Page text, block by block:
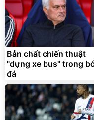
Unmute
Vali Bamozo Khung
9066 Size 20/24/28 Cao
Cấp
1.000.000
825.000đ
Flash Sale
Bản chất chiến thuật
"dựng xe bus" trong
đá